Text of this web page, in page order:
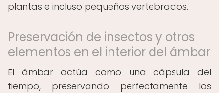
plantas e incluso pequeños vertebrados.
Preservación de insectos y otros
elementos en el interior del ámbar
El ámbar actúa como una cápsula del
tiempo, preservando perfectamente los